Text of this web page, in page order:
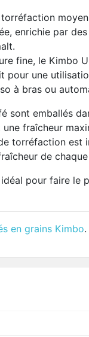
enrichie par
fine, le Kimbo
pour une
à bras ou
sont emballés
fraîcheur
torréfaction est
de
pour faire le
en grains Kimbo.